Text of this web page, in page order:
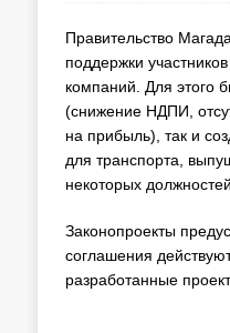
Правительство
поддержки
компаний. Для этого
(снижение НДПИ,
на прибыль), так и
для транспорта,
некоторых должностей.
Законопроекты
соглашения
разработанные